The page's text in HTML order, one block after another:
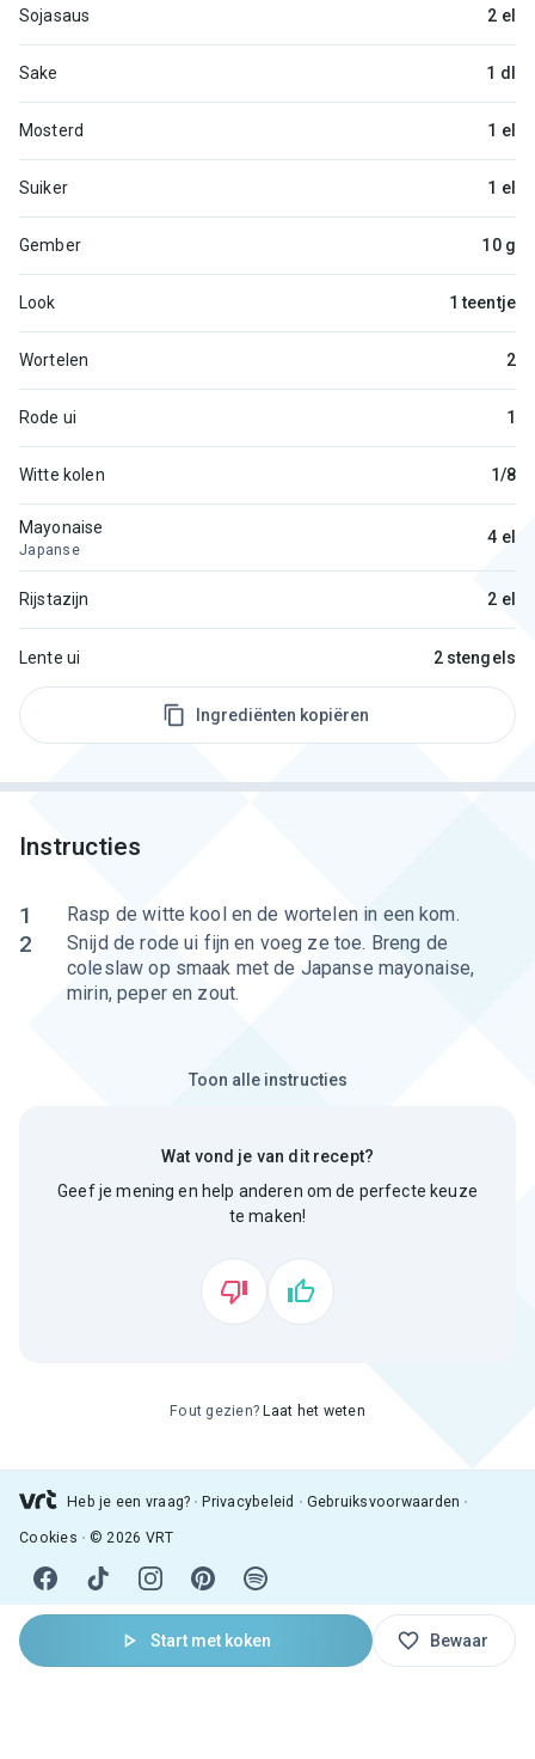
Start met koken Bewaar
Sojasaus 2 el
Sake 1 dl
Mosterd 1 el
Suiker 1 el
Gember 10 g
Look 1 teentje
Wortelen 2
Rode ui 1
Witte kolen 1/8
Mayonaise
Japanse
4 el
Rijstazijn 2 el
Lente ui 2 stengels
Ingrediënten kopiëren
Instructies
1 Rasp de witte kool en de wortelen in een kom.
2
Snijd de rode ui fijn en voeg ze toe. Breng de
coleslaw op smaak met de Japanse mayonaise,
mirin, peper en zout.
Toon alle instructies
Wat vond je van dit recept?
Geef je mening en help anderen om de perfecte keuze
te maken!
Fout gezien? Laat het weten
Heb je een vraag? Privacybeleid Gebruiksvoorwaarden
Cookies © 2026 VRT